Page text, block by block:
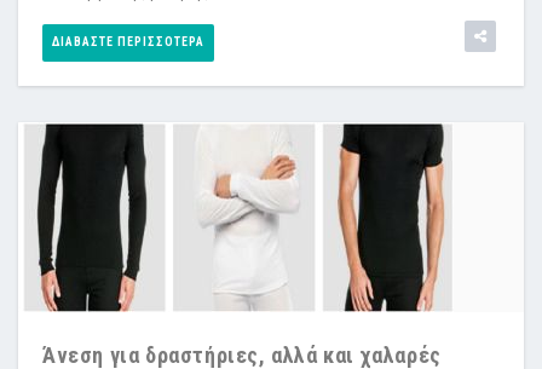
ΔΙΑΒΆΣΤΕ ΠΕΡΙΣΣΌΤΕΡΑ
Άνεση για δραστήριες, αλλά και χαλαρές